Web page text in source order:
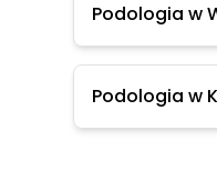
Podologia w
Podologia w